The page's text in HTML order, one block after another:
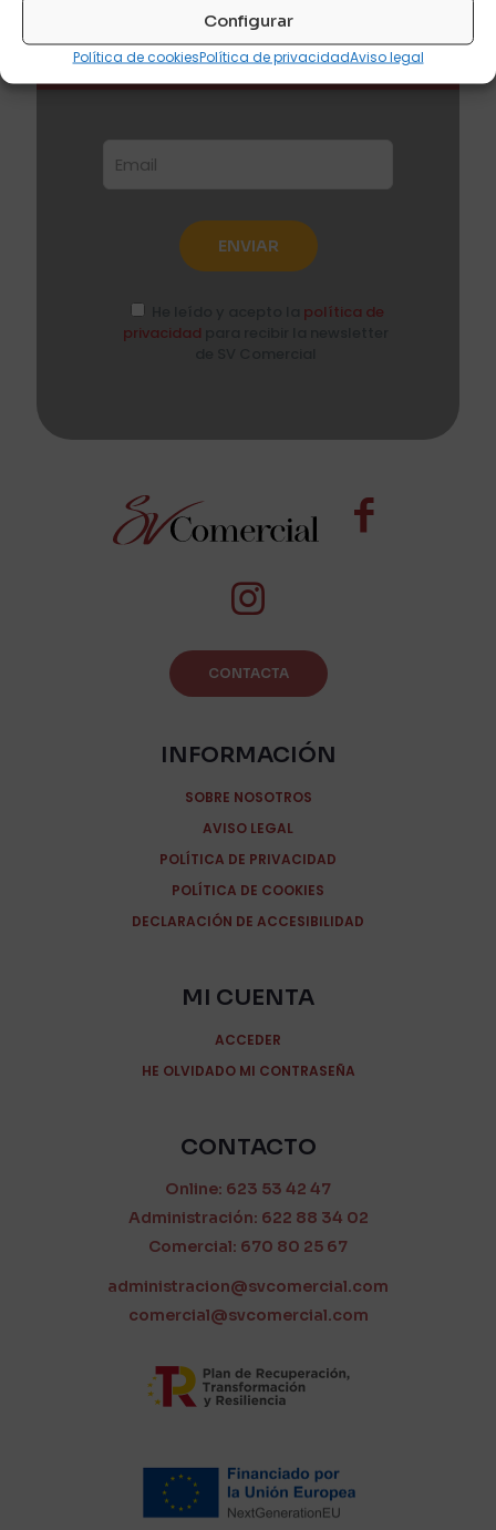
Configurar
Política de cookiesPolítica de privacidadAviso legal
Suscríbete a nuestra newsletter y
conce las últimascolecciones
política de
privacidad
CONTACTA
INFORMACIÓN
SOBRE NOSOTROS
AVISO LEGAL
POLÍTICA DE PRIVACIDAD
POLÍTICA DE COOKIES
DECLARACIÓN DE ACCESIBILIDAD
MI CUENTA
ACCEDER
HE OLVIDADO MI CONTRASEÑA
CONTACTO
Online: 623 53 42 47
Administración: 622 88 34 02
Comercial: 670 80 25 67
administracion@svcomercial.com
comercial@svcomercial.com